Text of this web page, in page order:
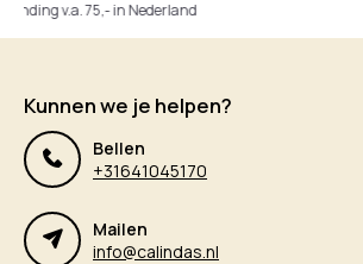
v.a. 75,- in Nederland
Kunnen we je helpen?
Bellen
+31641045170
Mailen
info@calindas.nl